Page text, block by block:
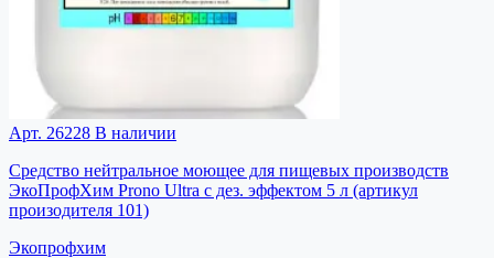
Арт. 26228 В наличии
Средство нейтральное моющее для пищевых производств
ЭкоПрофХим Prono Ultra с дез. эффектом 5 л (артикул
произодителя 101)
Экопрофхим